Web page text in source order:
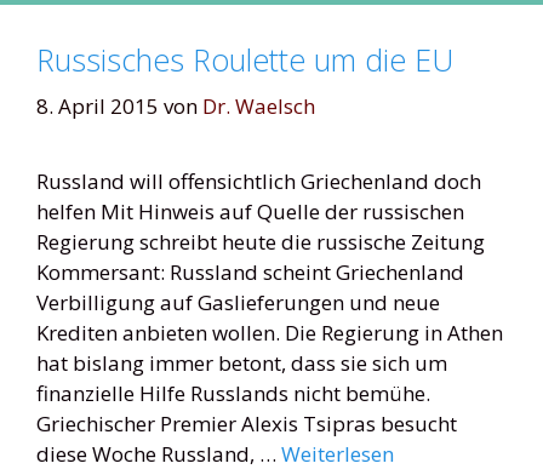
Russisches Roulette um die EU
8. April 2015 von Dr. Waelsch
Russland will offensichtlich Griechenland doch
helfen Mit Hinweis auf Quelle der russischen
Regierung schreibt heute die russische Zeitung
Kommersant: Russland scheint Griechenland
Verbilligung auf Gaslieferungen und neue
Krediten anbieten wollen. Die Regierung in Athen
hat bislang immer betont, dass sie sich um
finanzielle Hilfe Russlands nicht bemühe.
Griechischer Premier Alexis Tsipras besucht
diese Woche Russland, … Weiterlesen